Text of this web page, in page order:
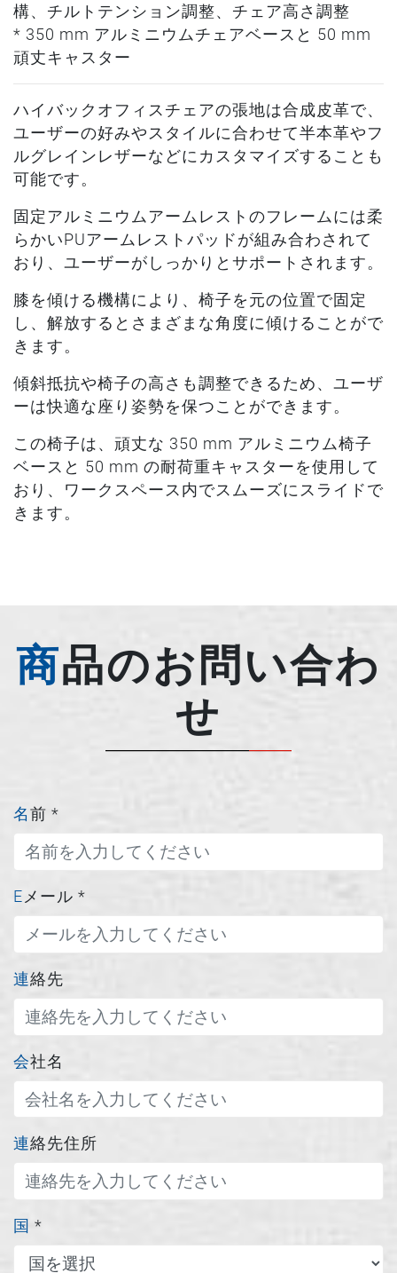
構、チルトテンション調整、チェア高さ調整
* 350 mm アルミニウムチェアベースと 50 mm
頑丈キャスター
ハイバックオフィスチェアの張地は合成皮革で、
ユーザーの好みやスタイルに合わせて半本革やフ
ルグレインレザーなどにカスタマイズすることも
可能です。
固定アルミニウムアームレストのフレームには柔
らかいPUアームレストパッドが組み合わされて
おり、ユーザーがしっかりとサポートされます。
膝を傾ける機構により、椅子を元の位置で固定
し、解放するとさまざまな角度に傾けることがで
きます。
傾斜抵抗や椅子の高さも調整できるため、ユーザ
ーは快適な座り姿勢を保つことができます。
この椅子は、頑丈な 350 mm アルミニウム椅子
ベースと 50 mm の耐荷重キャスターを使用して
おり、ワークスペース内でスムーズにスライドで
きます。
商品のお問い合わ
せ
名前 *
Eメール *
連絡先
会社名
連絡先住所
*